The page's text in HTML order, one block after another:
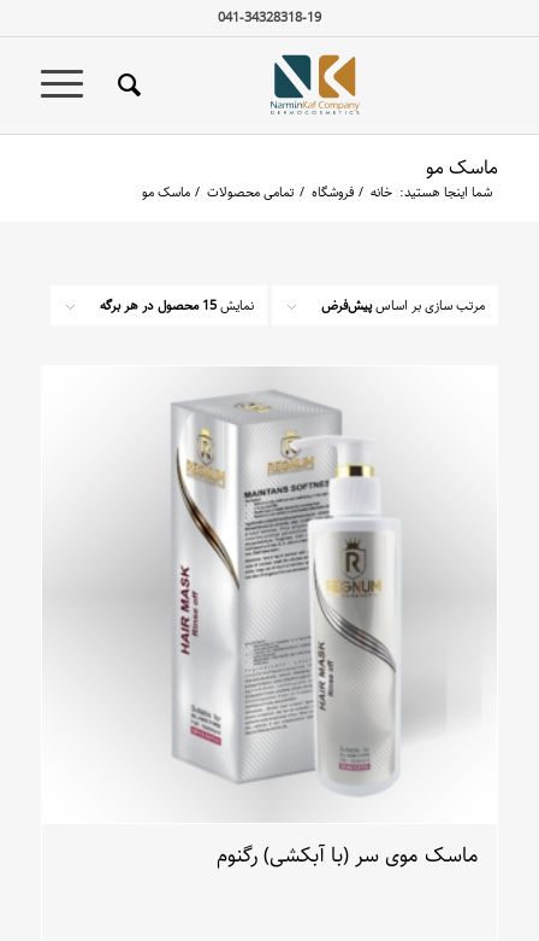
041-34328318-19
ماسک مو
شما اینجا هستید: خانه / فروشگاه / تمامی محصولات / ماسک مو
مرتب سازی بر اساسپیش‌فرض نمایش15 محصول در هر برگه
ماسک موی سر (با آبکشی) رگنوم